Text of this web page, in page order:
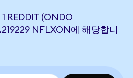
REDDIT (ONDO
NFLXON에 해당합니